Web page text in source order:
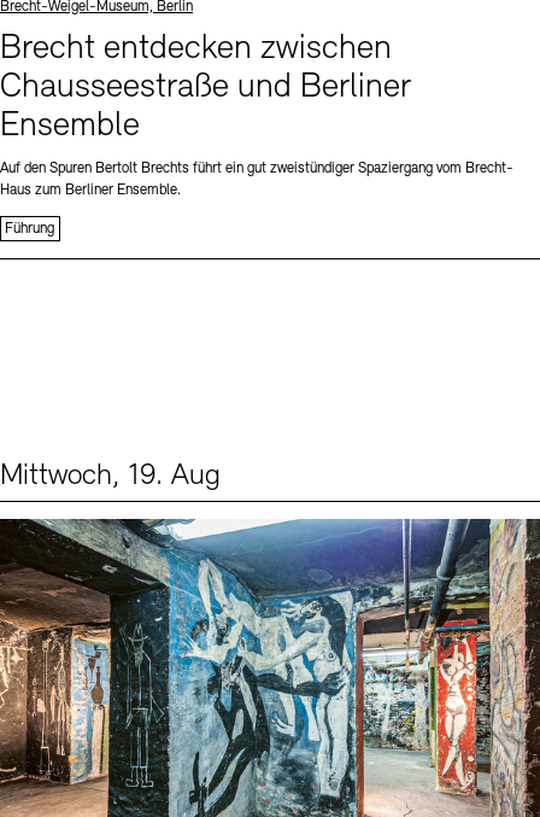
Standort
Brecht-Weigel-Museum, Berlin
Brecht entdecken zwischen
Chausseestraße und Berliner
Ensemble
Auf den Spuren Bertolt Brechts führt ein gut zweistündiger Spaziergang vom Brecht-
Haus zum Berliner Ensemble.
Führung
Mittwoch, 19. Aug